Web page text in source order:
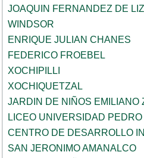
JOAQUIN FERNANDEZ DE
WINDSOR
ENRIQUE JULIAN CHANES
FEDERICO FROEBEL
XOCHIPILLI
XOCHIQUETZAL
JARDIN DE NIÑOS EMILIANO
LICEO UNIVERSIDAD
CENTRO DE DESARROLLO
SAN JERONIMO AMANALCO